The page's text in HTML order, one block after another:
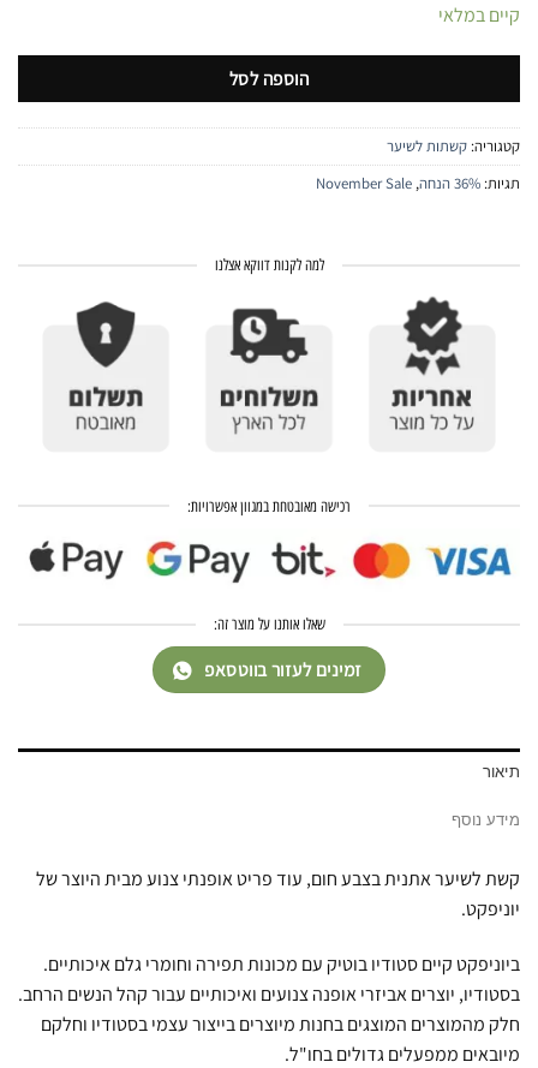
קיים במלאי
הוספה לסל
קטגוריה: קשתות לשיער
תגיות: 36% הנחה ,
November Sale
למה לקנות דווקא אצלנו
רכישה מאובטחת במגוון אפשרויות:
שאלו אותנו על מוצר זה:
זמינים לעזור בווטסאפ
תיאור
מידע נוסף
קשת לשיער אתנית בצבע חום, עוד פריט אופנתי צנוע מבית היוצר של
יוניפקט.
ביוניפקט קיים סטודיו בוטיק עם מכונות תפירה וחומרי גלם איכותיים.
בסטודיו, יוצרים אביזרי אופנה צנועים ואיכותיים עבור קהל הנשים הרחב.
חלק מהמוצרים המוצגים בחנות מיוצרים בייצור עצמי בסטודיו וחלקם
מיובאים ממפעלים גדולים בחו"ל.